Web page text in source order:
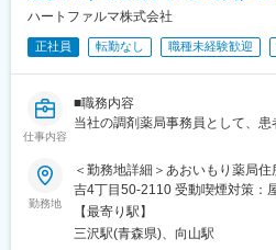
品が多数あります。寡占市場だ
顧客からいかにシェアを獲得する
す。
はその他の専門職のスタッフ）が
必要とされる方のご自宅や、入居
的処置や管理などの看護サービス
変更の範囲：会社の定める業務
ハートファルマ株式会社
正社員 転勤なし 職種未経験歓迎
仕事内容
■職務内容
当社の調剤薬局事務員として、
同社は小児科からの処方箋が多
多いため、患者様、職員、薬剤師
にし地域に愛される薬局を目指し
〇具体的な業務内容
・薬局内の掃除、備品の整理整頓
勤務地
＜勤務地詳細＞あおいもり薬局
吉4丁目50-2110 受動喫煙対策：
【最寄り駅】
三沢駅(青森県)、向山駅